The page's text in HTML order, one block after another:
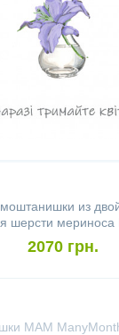
из
шерсти мериноса
Manymonths (размер
горчичные)
2070 грн.
MAM